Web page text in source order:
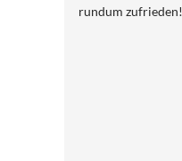
rundum zufrieden!